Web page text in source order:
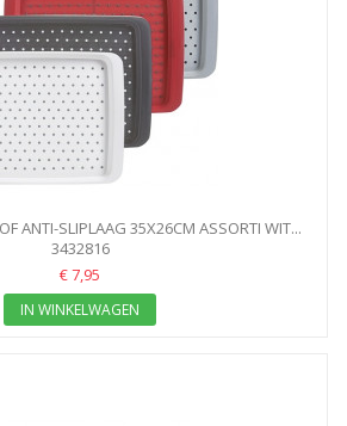
ANTI-SLIPLAAG 35X26CM ASSORTI WIT...
3432816
€ 7,95
IN WINKELWAGEN